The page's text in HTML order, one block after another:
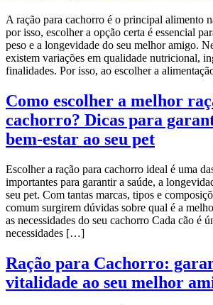
A ração para cachorro é o principal alimento
por isso, escolher a opção certa é essencial
peso e a longevidade do seu melhor amigo.
existem variações em qualidade nutricional,
finalidades. Por isso, ao escolher a
Como escolher a melhor
cachorro? Dicas para
bem-estar ao seu pet
Escolher a ração para cachorro ideal é uma
importantes para garantir a saúde, a
seu pet. Com tantas marcas, tipos e
comum surgirem dúvidas sobre qual é a
as necessidades do seu cachorro Cada cão é
necessidades […]
Ração para Cachorro:
vitalidade ao seu melhor